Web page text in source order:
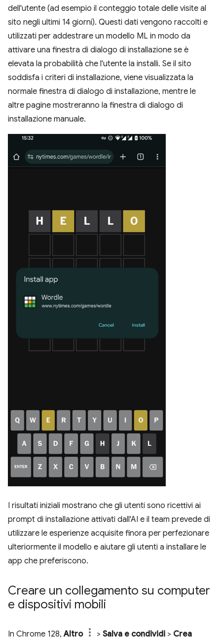
dell'utente (ad esempio il conteggio totale delle visite al
sito negli ultimi 14 giorni). Questi dati vengono raccolti e
utilizzati per addestrare un modello ML in modo da
attivare una finestra di dialogo di installazione se è
elevata la probabilità che l'utente la installi. Se il sito
soddisfa i criteri di installazione, viene visualizzata la
normale finestra di dialogo di installazione, mentre le
altre pagine mostreranno la finestra di dialogo di
installazione manuale.
I risultati iniziali mostrano che gli utenti sono ricettivi ai
prompt di installazione attivati dall'AI e il team prevede di
utilizzare le esperienze acquisite finora per perfezionare
ulteriormente il modello e aiutare gli utenti a installare le
app che preferiscono.
Creare un collegamento su computer
e dispositivi mobili
In Chrome 128,Altro > Salva e condividi > Crea